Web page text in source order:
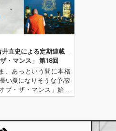
井直史による定期連載─
・マンス」 第18回
、あっという間に本格
い夏になりそうな予感!
ブ・ザ・マンス」始ま
ソニでの来日も控え、